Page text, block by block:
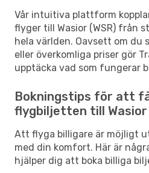
Vår intuitiva plattform
flyger till Wasior (WSR) från
hela världen. Oavsett om du
eller överkomliga priser gör
upptäcka vad som fungerar
Bokningstips för att
flygbiljetten till Wasior
Att flyga billigare är möjligt
med din komfort. Här är
hjälper dig att boka billiga